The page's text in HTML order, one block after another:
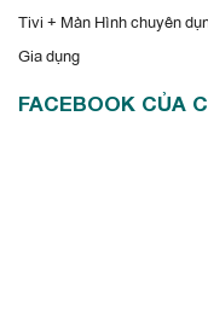
Tivi + Màn Hình chuyên
Gia dụng
FACEBOOK CỦA